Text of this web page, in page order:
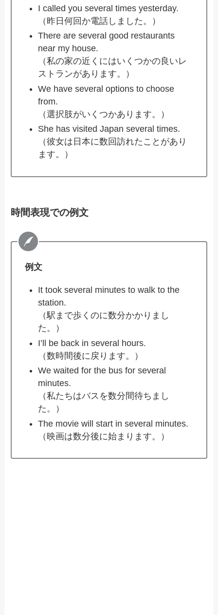
I called you several times yesterday.
（昨日何回か電話しました。）
There are several good restaurants
near my house.
（私の家の近くにはいくつかの良いレ
ストランがあります。）
We have several options to choose
from.
（選択肢がいくつかあります。）
She has visited Japan several times.
（彼女は日本に数回訪れたことがあり
ます。）
時間表現での例文
例文
It took several minutes to walk to the
station.
（駅まで歩くのに数分かかりまし
た。）
I’ll be back in several hours.
（数時間後に戻ります。）
We waited for the bus for several
minutes.
（私たちはバスを数分間待ちまし
た。）
The movie will start in several minutes.
（映画は数分後に始まります。）